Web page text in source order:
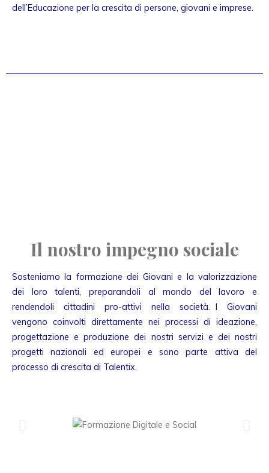
dell’Educazione per la crescita di persone, giovani e imprese.
Il nostro impegno sociale
Sosteniamo la formazione dei Giovani e la valorizzazione
dei loro talenti, preparandoli al mondo del lavoro e
rendendoli cittadini pro-attivi nella società. I Giovani
vengono coinvolti direttamente nei processi di ideazione,
progettazione e produzione dei nostri servizi e dei nostri
progetti nazionali ed europei e sono parte attiva del
processo di crescita di Talentix.